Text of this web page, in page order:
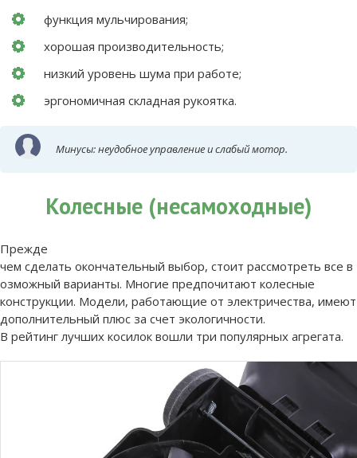
функция мульчирования;
хорошая производительность;
низкий уровень шума при работе;
эргономичная складная рукоятка.
Минусы: неудобное управление и слабый мотор.
Колесные (несамоходные)
Прежде
чем сделать окончательный выбор, стоит рассмотреть все в
озможный варианты. Многие предпочитают колесные
конструкции. Модели, работающие от электричества, имеют
дополнительный плюс за счет экологичности.
В рейтинг лучших косилок вошли три популярных агрегата.